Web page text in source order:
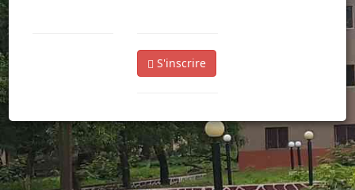
S'inscrire